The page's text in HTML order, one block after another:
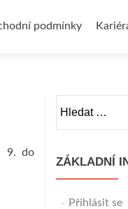
podmínky
9. do
ZÁKLADNÍ
Přihlásit se